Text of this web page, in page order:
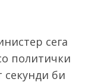
сега
политички
секунди би